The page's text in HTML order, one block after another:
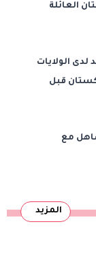
العائلة
لدى الولايات
قبل
مع
المزيد